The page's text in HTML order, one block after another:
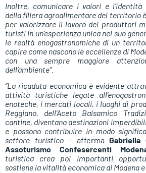
Inoltre, comunicare i valori e l’identità
della filiera agroalimentare del territorio
per valorizzare il lavoro dei produttori
turisti in un’esperienza unica nel suo
le realtà enogastronomiche di un
capire come nascono le eccellenze di
con una sempre maggiore
dell’ambiente”.
“La ricaduta economica è evidente
attività turistiche legate
enoteche, i mercati locali, i luoghi di
Reggiano, dell’Aceto Balsamico
cantine, diventano destinazioni
e possono contribuire in modo
settore turistico – afferma Gabriella
Assoturismo Confesercenti
turistica crea poi importanti
sostiene la vitalità economica di Modena e